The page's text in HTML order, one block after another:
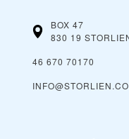
BOX 47
830 19
46 670 70170